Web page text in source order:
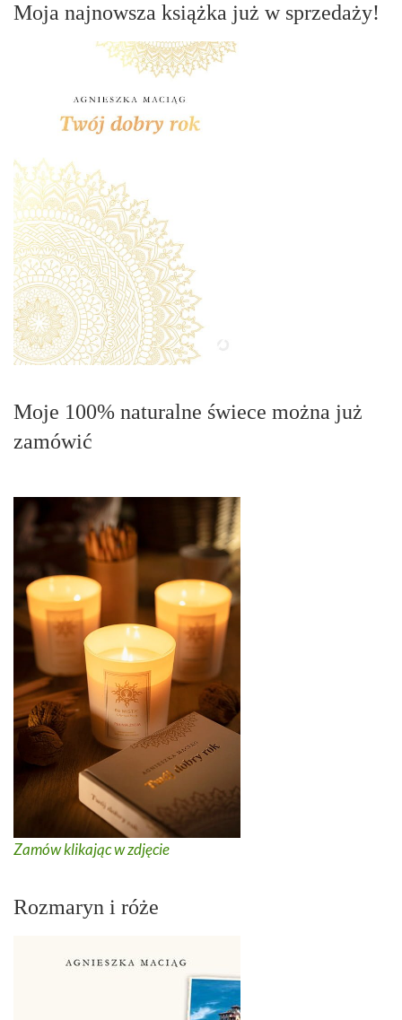
Moja najnowsza książka już w sprzedaży!
Moje 100% naturalne świece można już
zamówić
Zamów klikając w zdjęcie
Rozmaryn i róże